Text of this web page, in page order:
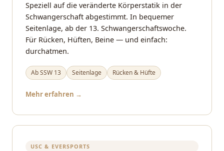
Speziell auf die veränderte Körperstatik in der
Schwangerschaft abgestimmt. In bequemer
Seitenlage, ab der 13. Schwangerschaftswoche.
Für Rücken, Hüften, Beine — und einfach:
durchatmen.
Ab SSW 13 Seitenlage Rücken & Hüfte
Mehr erfahren →
USC & EVERSPORTS